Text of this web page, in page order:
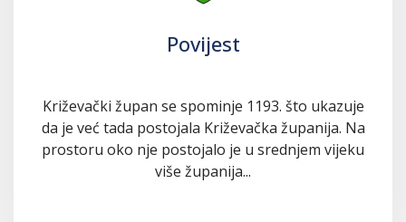
Povijest
Križevački župan se spominje 1193. što ukazuje
da je već tada postojala Križevačka županija. Na
prostoru oko nje postojalo je u srednjem vijeku
više županija...